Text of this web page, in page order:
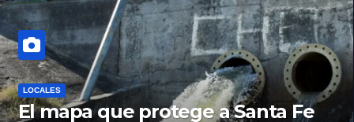
LOCALES
El mapa que protege a Santa Fe